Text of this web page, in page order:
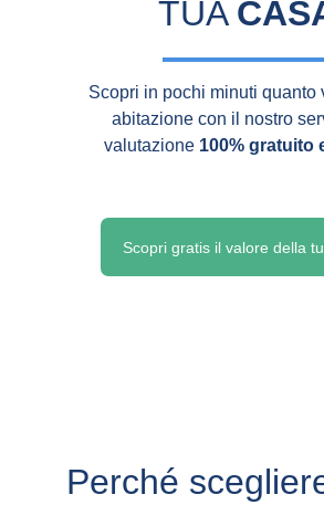
TUA
Scopri gratis il valore della
Scopri in pochi minuti quanto
abitazione con il nostro
valutazione 100% gratuito
Perché